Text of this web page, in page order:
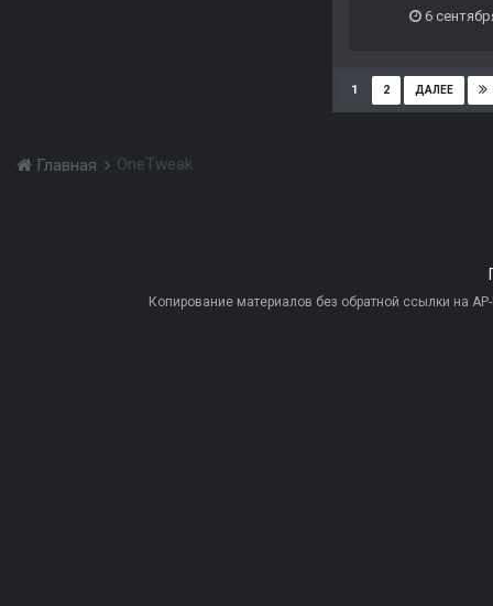
6
1 2 ДАЛЕЕ
Главная OneTweak
Копирование материалов без обратной ссылки на